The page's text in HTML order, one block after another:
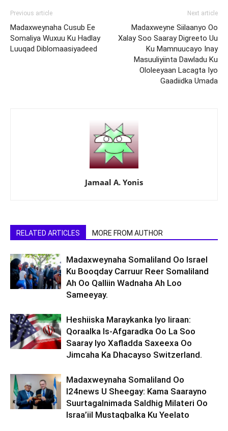
Previous article
Madaxweynaha Cusub Ee
Somaliya Wuxuu Ku Hadlay
Luuqad Diblomaasiyadeed
Next article
Madaxweyne Siilaanyo Oo
Xalay Soo Saaray Digreeto Uu
Ku Mamnuucayo Inay
Masuuliyiinta Dawladu Ku
Ololeeyaan Lacagta Iyo
Gaadiidka Umada
Jamaal A. Yonis
RELATED ARTICLES MORE FROM AUTHOR
Madaxweynaha Somaliland Oo Israel
Ku Booqday Carruur Reer Somaliland
Ah Oo Qalliin Wadnaha Ah Loo
Sameeyay.
Heshiiska Maraykanka Iyo Iiraan:
Qoraalka Is-Afgaradka Oo La Soo
Saaray Iyo Xafladda Saxeexa Oo
Jimcaha Ka Dhacayso Switzerland.
Madaxweynaha Somaliland Oo
I24news U Sheegay: Kama Saarayno
Suurtagalnimada Saldhig Milateri Oo
Israa’iil Mustaqbalka Ku Yeelato